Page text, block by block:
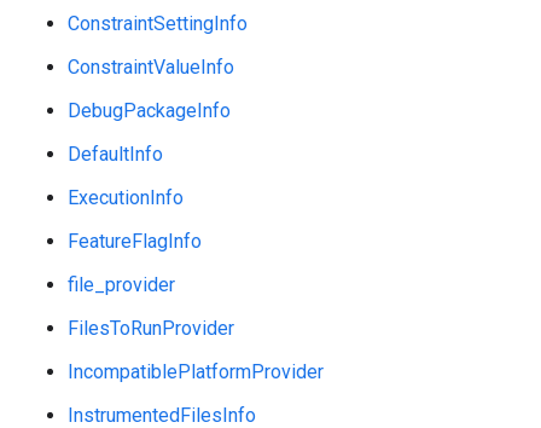
ConstraintSettingInfo
ConstraintValueInfo
DebugPackageInfo
DefaultInfo
ExecutionInfo
FeatureFlagInfo
file_provider
FilesToRunProvider
IncompatiblePlatformProvider
InstrumentedFilesInfo